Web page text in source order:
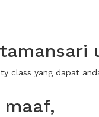
class yang dapat
maaf,